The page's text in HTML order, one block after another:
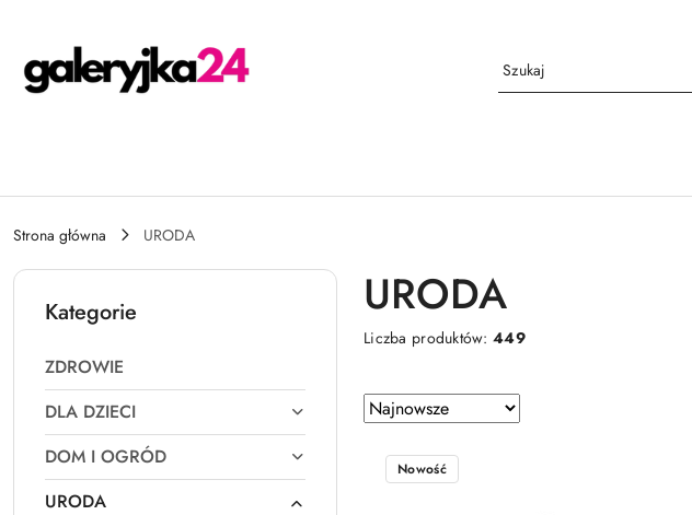
Strona główna URODA
Kategorie
ZDROWIE
DLA DZIECI
DOM I OGRÓD
URODA
URODA
Liczba produktów:449
Zastosowano sortowanie: Najnowsze.
Sortuj
według
Nowość